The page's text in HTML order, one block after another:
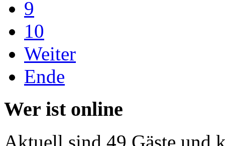
9
10
Weiter
Ende
Wer ist online
Aktuell sind 49 Gäste und